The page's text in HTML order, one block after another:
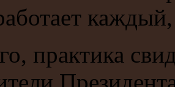
практика